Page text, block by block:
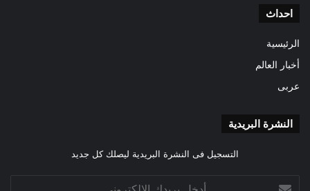
احداث
الرئيسية
أخبار العالم
عربى
النشرة البريدية
التسجيل فى النشرة البريدية ليصلك كل جديد